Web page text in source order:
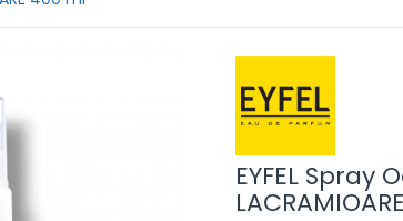
EYFEL Spray